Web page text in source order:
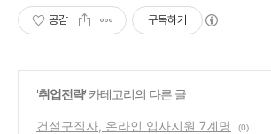
공감 구독하기
'취업전략' 카테고리의 다른 글
건설구직자, 온라인 입사지원 7계명 (0)